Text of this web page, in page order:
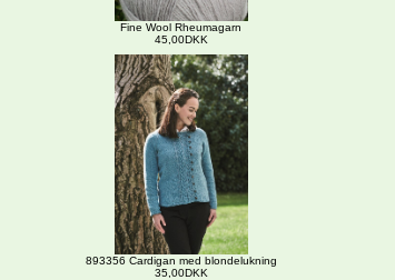
Fine Wool Rheumagarn
45,00DKK
893356 Cardigan med blondelukning
35,00DKK